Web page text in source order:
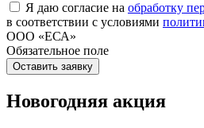
Я даю согласие на обработку
в соответствии с условиями
ООО «ЕСА»
Обязательное поле
Оставить заявку
Новогодняя акция